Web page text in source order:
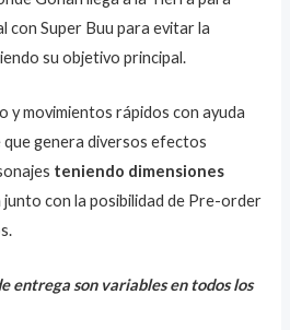
con Super Buu para evitar la
su objetivo principal.
y movimientos rápidos con ayuda
genera diversos efectos
teniendo dimensiones
junto con la posibilidad de Pre-order
entrega son variables en todos los